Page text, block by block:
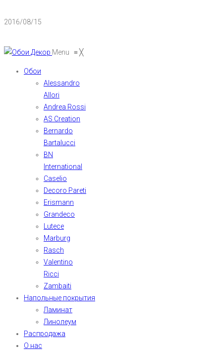
2016/08/15
Menu ≡╳
Обои
Alessandro
Allori
Andrea Rossi
AS Creation
Bernardo
Bartalucci
BN
International
Caselio
Decoro Pareti
Erismann
Grandeco
Lutece
Marburg
Rasch
Valentino
Ricci
Zambaiti
Напольные покрытия
Ламинат
Линолеум
Распродажа
О нас